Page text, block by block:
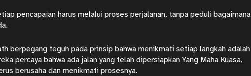
pencapaian harus melalui proses perjalanan, tanpa peduli bagaimana
berpegang teguh pada prinsip bahwa menikmati setiap langkah adalah
percaya bahwa ada jalan yang telah dipersiapkan Yang Maha Kuasa,
berusaha dan menikmati prosesnya.